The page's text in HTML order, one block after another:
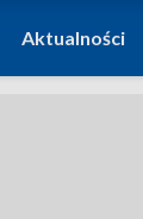
Aktualności